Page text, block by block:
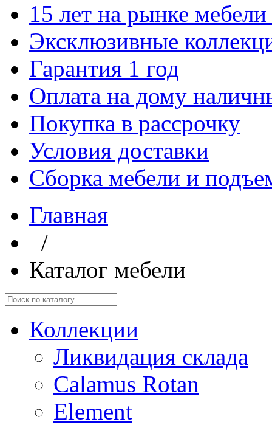
15 лет на рынке
Эксклюзивные
Гарантия 1 год
Оплата на дому
Покупка в рассрочку
Условия доставки
Сборка мебели и
Главная
/
Каталог мебели
Коллекции
Ликвидация склада
Calamus Rotan
Element